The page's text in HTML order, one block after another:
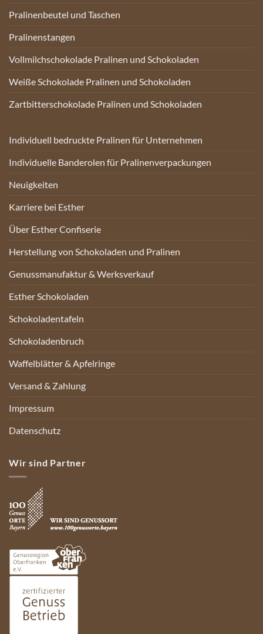
Pralinenbeutel und Taschen
Pralinenstangen
Vollmilchschokolade Pralinen und Schokoladen
Weiße Schokolade Pralinen und Schokoladen
Zartbitterschokolade Pralinen und Schokoladen
Individuell bedruckte Pralinen für Unternehmen
Individuelle Banderolen für Pralinenverpackungen
Neuigkeiten
Karriere bei Esther
Über Esther Confiserie
Herstellung von Schokoladen und Pralinen
Genussmanufaktur & Werksverkauf
Esther Schokoladen
Schokoladentafeln
Schokoladenbruch
Waffelblätter & Apfelringe
Versand & Zahlung
Impressum
Datenschutz
Wir sind Partner